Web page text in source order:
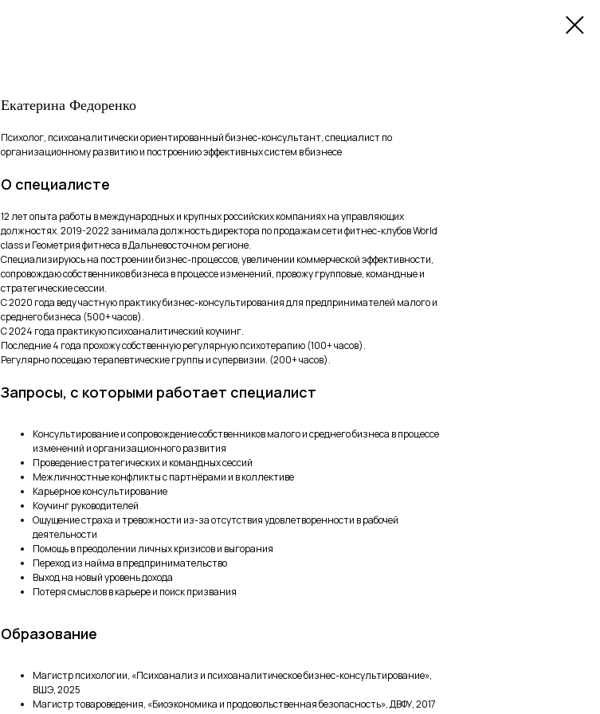
Екатерина Федоренко
Психолог, психоаналитически ориентированный бизнес-консультант, специалист по
организационному развитию и построению эффективных систем в бизнесе
О специалисте
12 лет опыта работы в международных и крупных российских компаниях на управляющих
должностях. 2019-2022 занимала должность директора по продажам сети фитнес-клубов World
class и Геометрия фитнеса в Дальневосточном регионе.
Специализируюсь на построении бизнес-процессов, увеличении коммерческой эффективности,
сопровождаю собственников бизнеса в процессе изменений, провожу групповые, командные и
стратегические сессии.
С 2020 года веду частную практику бизнес-консультирования для предпринимателей малого и
среднего бизнеса (500+ часов).
С 2024 года практикую психоаналитический коучинг.
Последние 4 года прохожу собственную регулярную психотерапию (100+ часов).
Регулярно посещаю терапевтические группы и супервизии. (200+ часов).
Запросы, с которыми работает специалист
Консультирование и сопровождение собственников малого и среднего бизнеса в процессе
изменений и организационного развития
Проведение стратегических и командных сессий
Межличностные конфликты с партнёрами и в коллективе
Карьерное консультирование
Коучинг руководителей
Ощущение страха и тревожности из-за отсутствия удовлетворенности в рабочей
деятельности
Помощь в преодолении личных кризисов и выгорания
Переход из найма в предпринимательство
Выход на новый уровень дохода
Потеря смыслов в карьере и поиск призвания
Образование
Магистр психологии, «Психоанализ и психоаналитическое бизнес-консультирование»,
ВШЭ, 2025
Магистр товароведения, «Биоэкономика и продовольственная безопасность», ДВФУ, 2017